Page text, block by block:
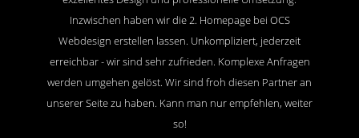
Inzwischen haben wir die 2. Homepage bei OCS
Webdesign erstellen lassen. Unkompliziert, jederzeit
erreichbar - wir sind sehr zufrieden. Komplexe Anfragen
werden umgehen gelöst. Wir sind froh diesen Partner an
unserer Seite zu haben. Kann man nur empfehlen, weiter
so!